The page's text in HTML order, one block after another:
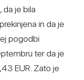
da je bila
in da je
pogodbi
ter da je
EUR. Zato je